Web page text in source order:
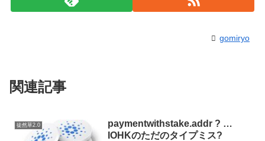
gomiryo
関連記事
徒然草2.0
paymentwithstake.addr ? …
IOHKのただのタイプミス?